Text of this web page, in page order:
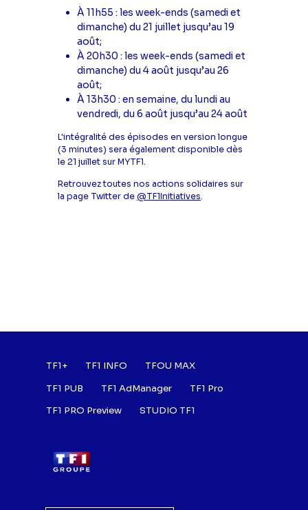
À 11h55 : les week-ends (samedi et
dimanche) du 21 juillet jusqu’au 19
août;
À 20h30 : les week-ends (samedi et
dimanche) du 4 août jusqu’au 26
août;
À 13h30 : en semaine, du lundi au
vendredi, du 6 août jusqu’au 24 août
L'intégralité des épisodes en version longue
(3 minutes) sera également disponible dès
le 21 juillet sur MYTF1.
Retrouvez toutes nos actions solidaires sur
la page Twitter de@TF1Initiatives.
Footer : Listes des
TF1+ TF1 INFO
TFOU MAX
TF1 PUB
TF1 AdManager
TF1 Pro
TF1 PRO Preview
STUDIO TF1